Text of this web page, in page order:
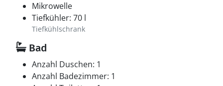
Mikrowelle
Tiefkühler: 70 l
Tiefkühlschrank
Bad
Anzahl Duschen: 1
Anzahl Badezimmer: 1